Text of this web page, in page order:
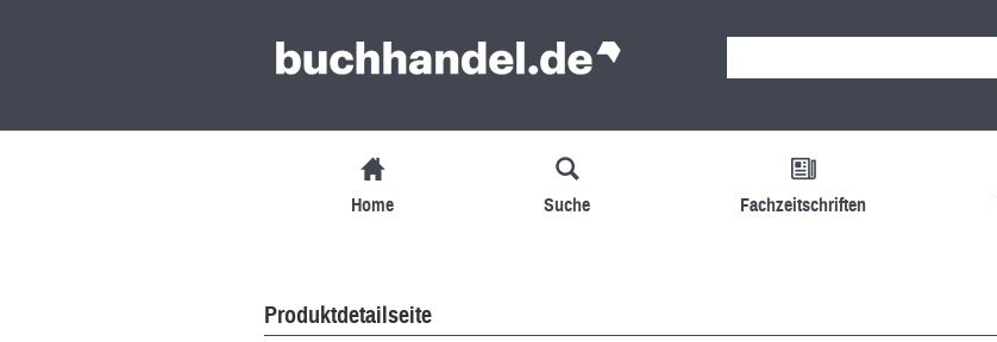
Home Suche Fachzeitschriften
Produktdetailseite